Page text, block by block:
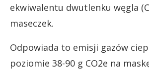
ekwiwalentu dwutlenku węgla
maseczek.
Odpowiada to emisji gazów
poziomie 38-90 g CO2e na